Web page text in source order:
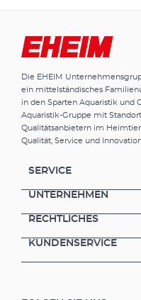
Die EHEIM
ein mittelständisches
in den Sparten Aquaristik und
Aquaristik-Gruppe mit
Qualitätsanbietern im
Qualität, Service und
SERVICE
UNTERNEHMEN
RECHTLICHES
KUNDENSERVICE